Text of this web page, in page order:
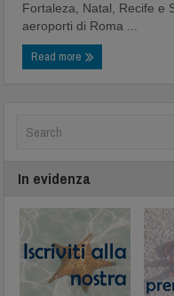
Fortaleza, Natal, Recife e
aeroporti di Roma ...
Read more
In evidenza